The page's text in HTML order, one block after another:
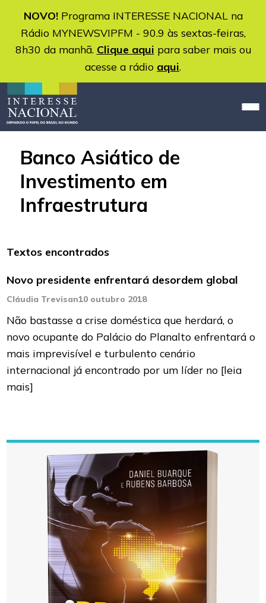
NOVO!Programa INTERESSE NACIONAL na
Rádio MYNEWSVIPFM - 90.9 às sextas-feiras,
8h30 da manhã. Clique aqui para saber mais ou
acesse a rádio aqui.
Banco Asiático de
Investimento em
Infraestrutura
Textos encontrados
Novo presidente enfrentará desordem global
Cláudia Trevisan10 outubro 2018
Não bastasse a crise doméstica que herdará, o
novo ocupante do Palácio do Planalto enfrentará o
mais imprevisível e turbulento cenário
internacional já encontrado por um líder no [leia
mais]